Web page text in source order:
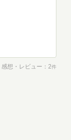
感想・レビュー 2件